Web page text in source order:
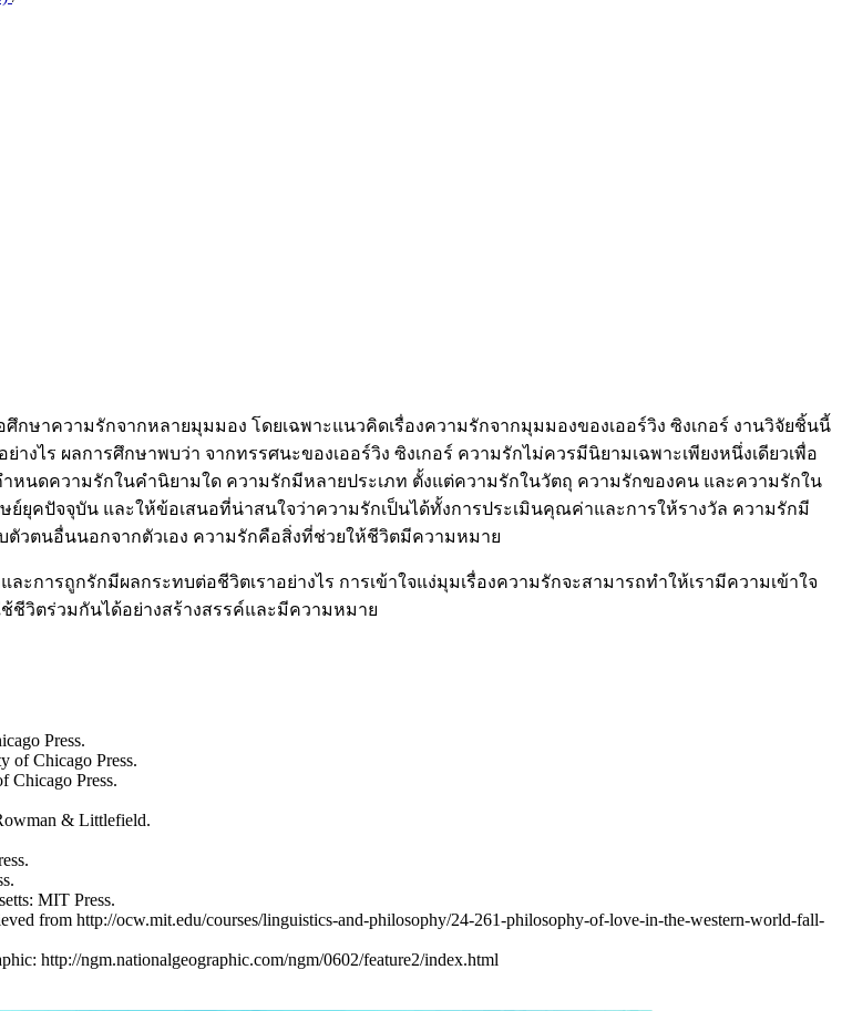
ศึกษาความรักจากหลายมุมมอง โดยเฉพาะแนวคิดเรื่องความรักจากมุมมองของเออร์วิง ซิงเกอร์ งานวิจัยชิ้นนี้
งไร ผลการศึกษาพบว่า จากทรรศนะของเออร์วิง ซิงเกอร์ ความรักไม่ควรมีนิยามเฉพาะเพียงหนึ่งเดียวเพื่อ
นดความรักในคำนิยามใด ความรักมีหลายประเภท ตั้งแต่ความรักในวัตถุ ความรักของคน และความรักใน
ยุคปัจจุบัน และให้ข้อเสนอที่น่าสนใจว่าความรักเป็นได้ทั้งการประเมินคุณค่าและการให้รางวัล ความรักมี
วตนอื่นนอกจากตัวเอง ความรักคือสิ่งที่ช่วยให้ชีวิตมีความหมาย
ารถูกรักมีผลกระทบต่อชีวิตเราอย่างไร การเข้าใจแง่มุมเรื่องความรักจะสามารถทำให้เรามีความเข้าใจ
ชีวิตร่วมกันได้อย่างสร้างสรรค์และมีความหมาย
Press.
of Chicago Press.
Chicago Press.
& Littlefield.
MIT Press.
from http://ocw.mit.edu/courses/linguistics-and-philosophy/24-261-philosophy-of-love-in-the-western-world-fall-
http://ngm.nationalgeographic.com/ngm/0602/feature2/index.html